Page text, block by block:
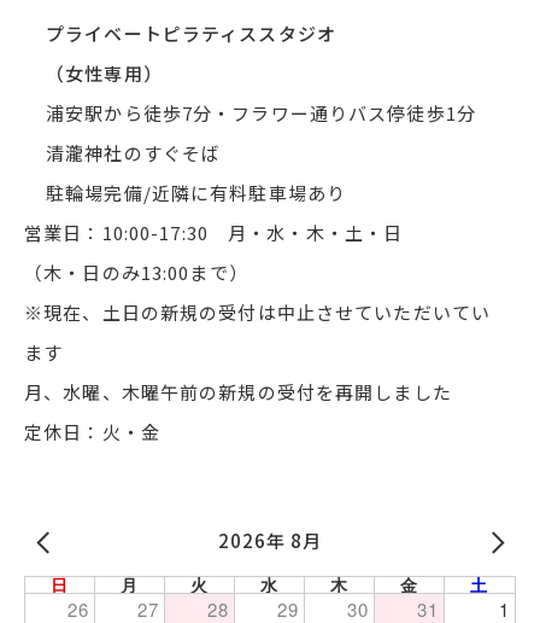
プライベートピラティススタジオ
（女性専用）
浦安駅から徒歩7分・フラワー通りバス停徒歩1分
清瀧神社のすぐそば
駐輪場完備/近隣に有料駐車場あり
営業日：10:00-17:30 月・水・木・土・日
（木・日のみ13:00まで）
※現在、土日の新規の受付は中止させていただいてい
ます
月、水曜、木曜午前の新規の受付を再開しました
定休日：火・金
2026年 8月
日 月 火 水 木 金 土
26 27 28 29 30 31 1